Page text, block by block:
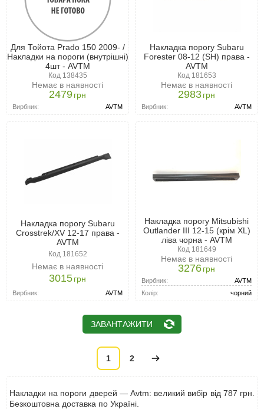
Для Тойота Prado 150 2009- /
Накладки на пороги (внутрішні)
4шт - AVTM
Код 138435
Немає в наявності
2479грн
Вирбник: AVTM
Накладка порогу Subaru
Forester 08-12 (SH) права -
AVTM
Код 181653
Немає в наявності
2983грн
Вирбник: AVTM
Накладка порогу Subaru
Crosstrek/XV 12-17 права -
AVTM
Код 181652
Немає в наявності
3015грн
Вирбник: AVTM
Накладка порогу Mitsubishi
Outlander III 12-15 (крім XL)
ліва чорна - AVTM
Код 181649
Немає в наявності
3276грн
Вирбник:
AVTM
Колір:
чорний
ЗАВАНТАЖИТИ
1 2
Накладки на пороги дверей — Avtm: великий вибір від 787 грн.
Безкоштовна доставка по Україні.